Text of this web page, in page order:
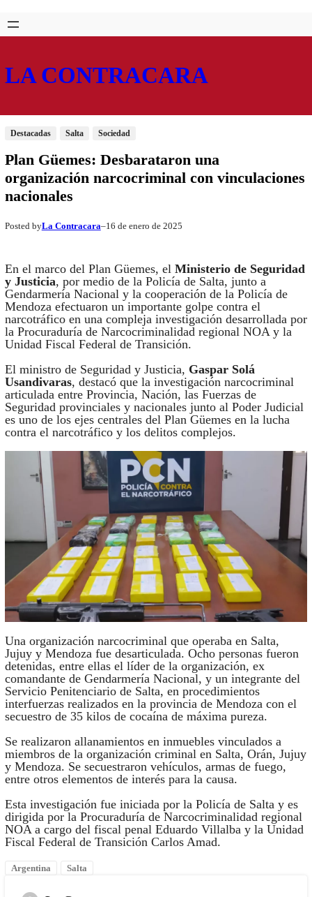
Saltar
al
Skip
to
LA CONTRACARA
Destacadas Salta Sociedad
Plan Güemes: Desbarataron una
organización narcocriminal con vinculaciones
nacionales
Posted byLa Contracara–16 de enero de 2025
En el marco del Plan Güemes, el Ministerio de Seguridad
y Justicia, por medio de la Policía de Salta, junto a
Gendarmería Nacional y la cooperación de la Policía de
Mendoza efectuaron un importante golpe contra el
narcotráfico en una compleja investigación desarrollada por
la Procuraduría de Narcocriminalidad regional NOA y la
Unidad Fiscal Federal de Transición.
El ministro de Seguridad y Justicia, Gaspar Solá
Usandivaras, destacó que la investigación narcocriminal
articulada entre Provincia, Nación, las Fuerzas de
Seguridad provinciales y nacionales junto al Poder Judicial
es uno de los ejes centrales del Plan Güemes en la lucha
contra el narcotráfico y los delitos complejos.
Una organización narcocriminal que operaba en Salta,
Jujuy y Mendoza fue desarticulada. Ocho personas fueron
detenidas, entre ellas el líder de la organización, ex
comandante de Gendarmería Nacional, y un integrante del
Servicio Penitenciario de Salta, en procedimientos
interfuerzas realizados en la provincia de Mendoza con el
secuestro de 35 kilos de cocaína de máxima pureza.
Se realizaron allanamientos en inmuebles vinculados a
miembros de la organización criminal en Salta, Orán, Jujuy
y Mendoza. Se secuestraron vehículos, armas de fuego,
entre otros elementos de interés para la causa.
Esta investigación fue iniciada por la Policía de Salta y es
dirigida por la Procuraduría de Narcocriminalidad regional
NOA a cargo del fiscal penal Eduardo Villalba y la Unidad
Fiscal Federal de Transición Carlos Amad.
Argentina Salta